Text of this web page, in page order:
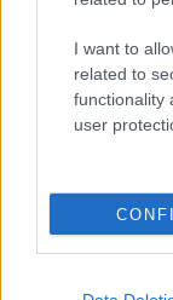
I want to
related to
functionality
user
ΑΙΧΜΕΣ: Και
Ξεκινάει η
Διευθύνοντα